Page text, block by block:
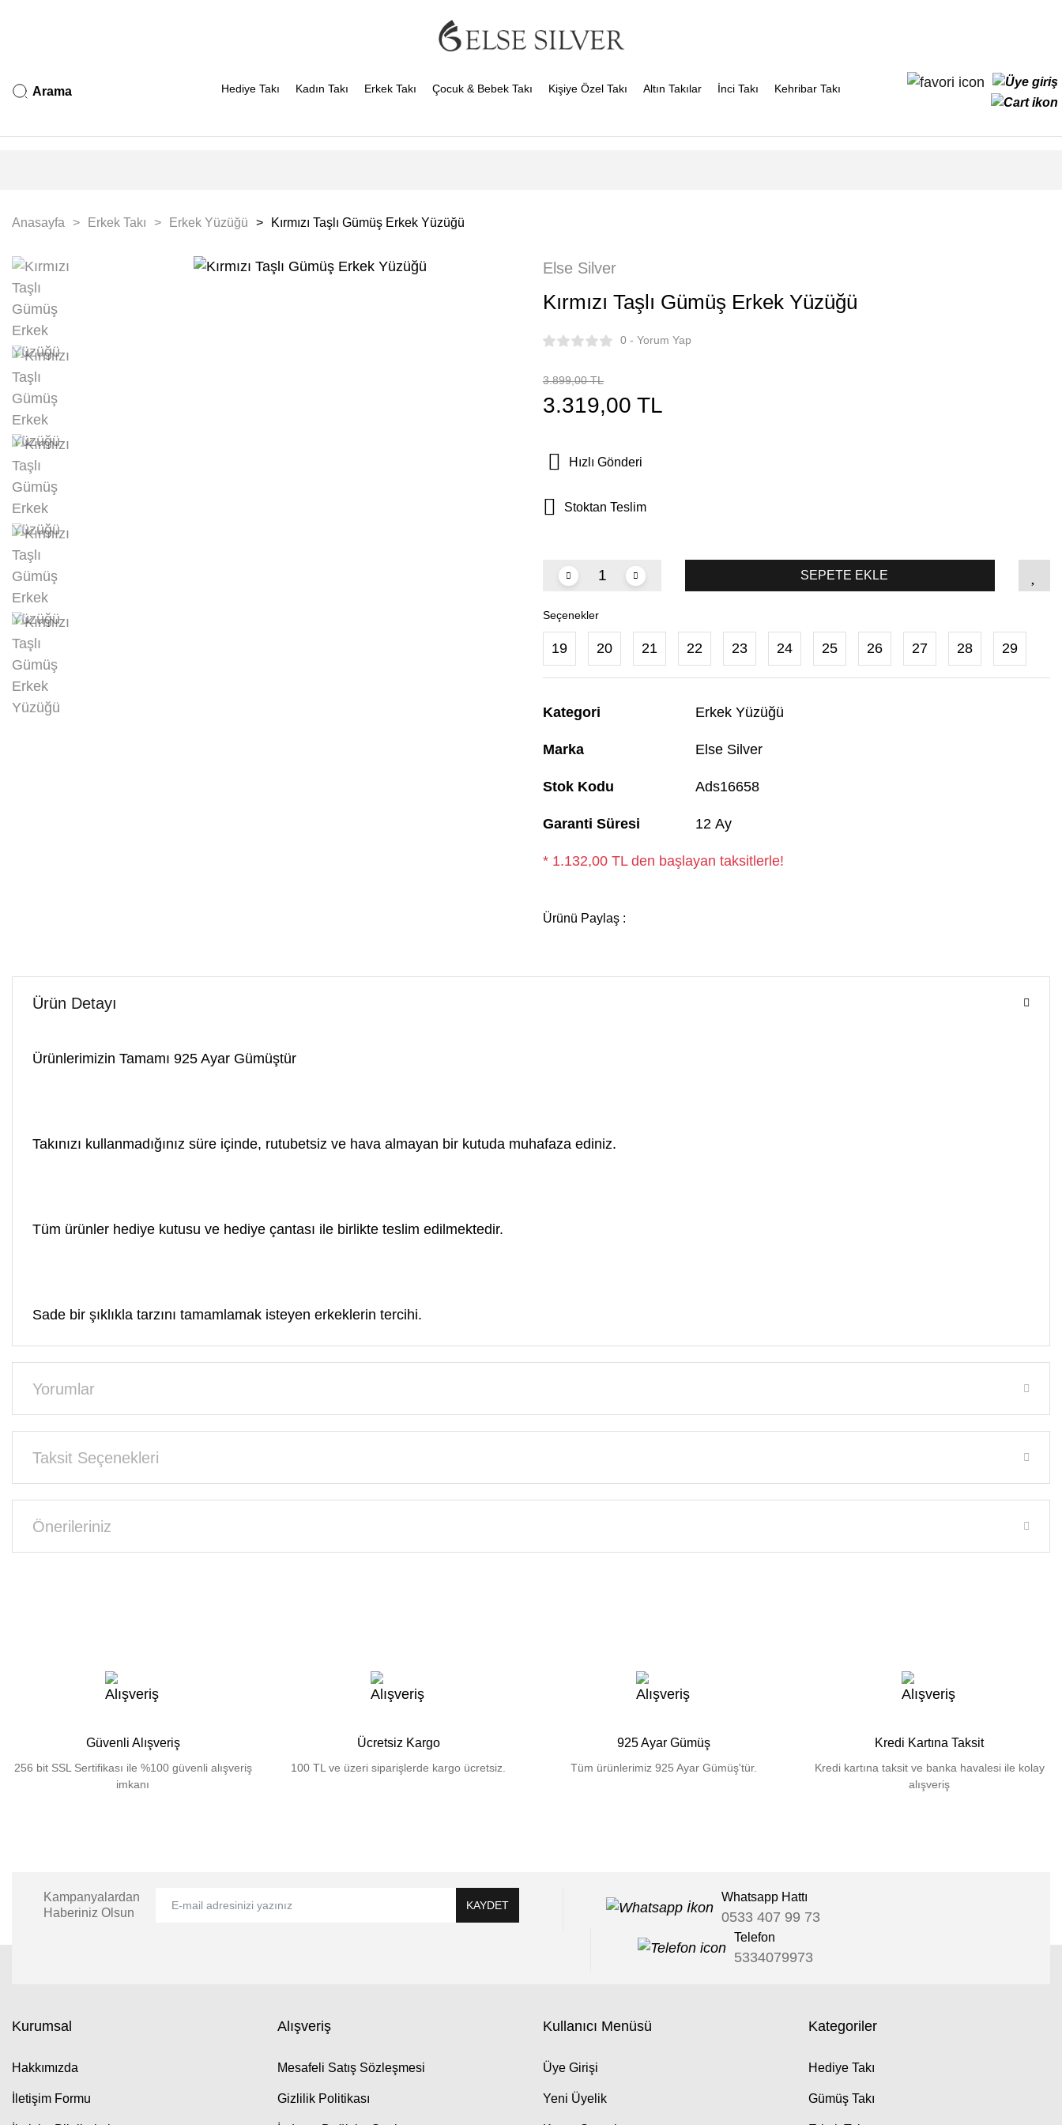
Arama Hediye Takı Kadın Takı Erkek Takı Çocuk & Bebek Takı Kişiye Özel Takı Altın Takılar İnci Takı Kehribar Takı
Anasayfa Erkek Takı Erkek Yüzüğü Kırmızı Taşlı Gümüş Erkek Yüzüğü
Else Silver
Kırmızı Taşlı Gümüş Erkek Yüzüğü
0 - Yorum Yap
3.899,00 TL
3.319,00 TL
Hızlı Gönderi
Stoktan Teslim
SEPETE EKLE
Seçenekler
19 20 21 22 23 24 25 26 27 28 29
Kategori Erkek Yüzüğü
Marka Else Silver
Stok Kodu Ads16658
Garanti Süresi 12 Ay
* 1.132,00 TL den başlayan taksitlerle!
Ürünü Paylaş :
Ürün Detayı
Ürünlerimizin Tamamı 925 Ayar Gümüştür
Takınızı kullanmadığınız süre içinde, rutubetsiz ve hava almayan bir kutuda muhafaza ediniz.
Tüm ürünler hediye kutusu ve hediye çantası ile birlikte teslim edilmektedir.
Sade bir şıklıkla tarzını tamamlamak isteyen erkeklerin tercihi.
Yorumlar
Taksit Seçenekleri
Önerileriniz
Güvenli Alışveriş
256 bit SSL Sertifikası ile %100 güvenli alışveriş
imkanı
Ücretsiz Kargo
100 TL ve üzeri siparişlerde kargo ücretsiz.
925 Ayar Gümüş
Tüm ürünlerimiz 925 Ayar Gümüş'tür.
Kredi Kartına Taksit
Kredi kartına taksit ve banka havalesi ile kolay
alışveriş
Kampanyalardan
Haberiniz Olsun
KAYDET
Whatsapp Hattı
0533 407 99 73
Telefon
5334079973
Kurumsal
Hakkımızda
İletişim Formu
Alışveriş
Mesafeli Satış Sözleşmesi
Gizlilik Politikası
Kullanıcı Menüsü
Üye Girişi
Yeni Üyelik
Kategoriler
Hediye Takı
Gümüş Takı